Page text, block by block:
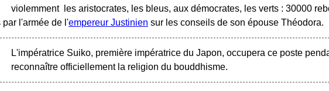
violemment les aristocrates, les bleus, aux démocrates, les verts : 30000
par l'armée de l'empereur Justinien sur les conseils de son épouse Théodora.
L'impératrice Suiko, première impératrice du Japon, occupera ce poste
reconnaître officiellement la religion du bouddhisme.